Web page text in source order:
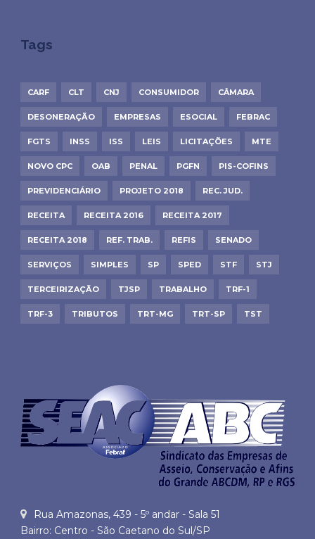
Tags
CARF CLT CNJ CONSUMIDOR CÂMARA
DESONERAÇÃO EMPRESAS ESOCIAL FEBRAC
FGTS INSS ISS LEIS LICITAÇÕES MTE
NOVO CPC OAB PENAL PGFN PIS-COFINS
PREVIDENCIÁRIO PROJETO 2018 REC. JUD.
RECEITA RECEITA 2016 RECEITA 2017
RECEITA 2018 REF. TRAB. REFIS SENADO
SERVIÇOS SIMPLES SP SPED STF STJ
TERCEIRIZAÇÃO TJSP TRABALHO TRF-1
TRF-3 TRIBUTOS TRT-MG TRT-SP TST
Rua Amazonas, 439 - 5º andar - Sala 51
Bairro: Centro - São Caetano do Sul/SP